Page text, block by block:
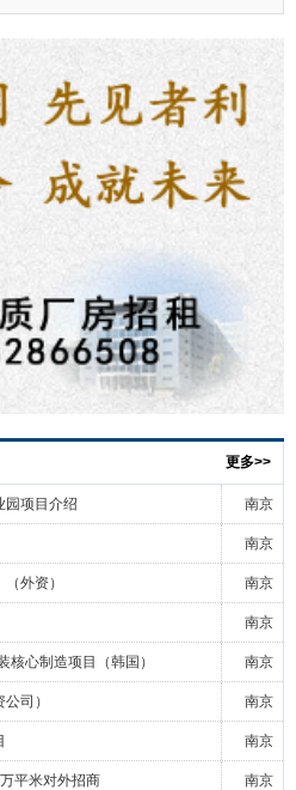
更多>>
南京
园项目介绍
南京
南京
外资）
南京
南京
心制造项目（韩国）
南京
司）
南京
南京
平米对外招商